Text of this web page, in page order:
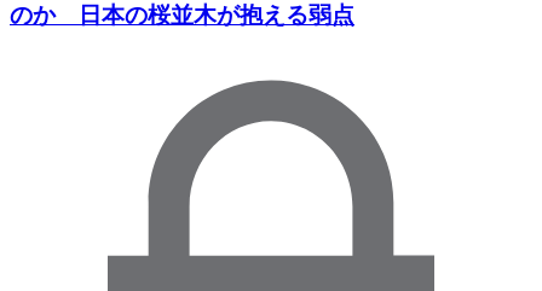
のか 日本の桜並木が抱える弱点